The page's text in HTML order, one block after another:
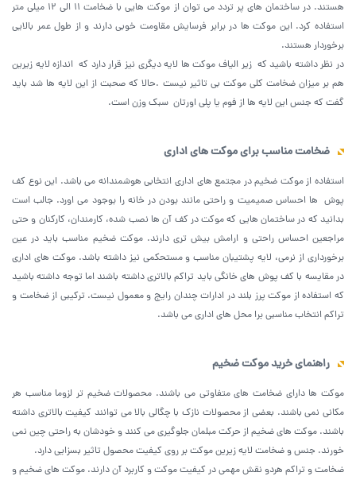
هستند. در ساختمان های پر تردد می توان از موکت هایی با ضخامت ۱۱ الی ۱۲ میلی متر
استفاده کرد. این موکت ها در برابر فرسایش مقاومت خوبی دارند و از طول عمر بالایی
برخوردار هستند.
در نظر داشته باشید که زیر الیاف موکت ها لایه دیگری نیز قرار دارد که اندازه لایه زیرین
هم بر میزان ضخامت کلی موکت بی تاثیر نیست .حالا که صحبت از این لایه ها شد باید
گفت که جنس این لایه ها از فوم یا پلی اورتان سبک وزن است.
ضخامت مناسب برای موکت های اداری
استفاده از موکت ضخیم در مجتمع های اداری انتخابی هوشمندانه می باشد‌. این نوع کف
پوش ها احساس صمیمیت و راحتی مانند بودن در خانه را بوجود می اورد. جالب است
بدانید که در ساختمان هایی که موکت در کف آن ها نصب شده، کارمندان، کارکنان و حتی
مراجعین احساس راحتی و ارامش بیش تری دارند. موکت ضخیم مناسب باید در عین
برخورداری از نرمی، لایه پشتیبان مناسب و مستحکمی نیز داشته باشد. موکت های اداری
در مقایسه با کف پوش های خانگی باید تراکم بالاتری داشته باشند اما توجه داشته باشید
که استفاده از موکت پرز بلند در ادارات چندان رایج و معمول نیست. ترکیبی از ضخامت و
تراکم انتخاب مناسبی برا محل های اداری می باشد.
راهنمای خرید موکت ضخیم
موکت ها دارای ضخامت های متفاوتی می باشند. محصولات ضخیم تر لزوما مناسب هر
مکانی نمی باشند. بعضی از محصولات نازک با چگالی بالا می توانند کیفیت بالاتری داشته
باشند. موکت های ضخیم از حرکت مبلمان جلوگیری می کنند و خودشان به راحتی چین نمی
خورند. جنس و ضخامت لایه زیرین موکت بر روی کیفیت محصول تاثیر بسزایی دارد.
ضخامت و تراکم هردو نقش مهمی در کیفیت موکت و کاربرد آن دارند. موکت های ضخیم و